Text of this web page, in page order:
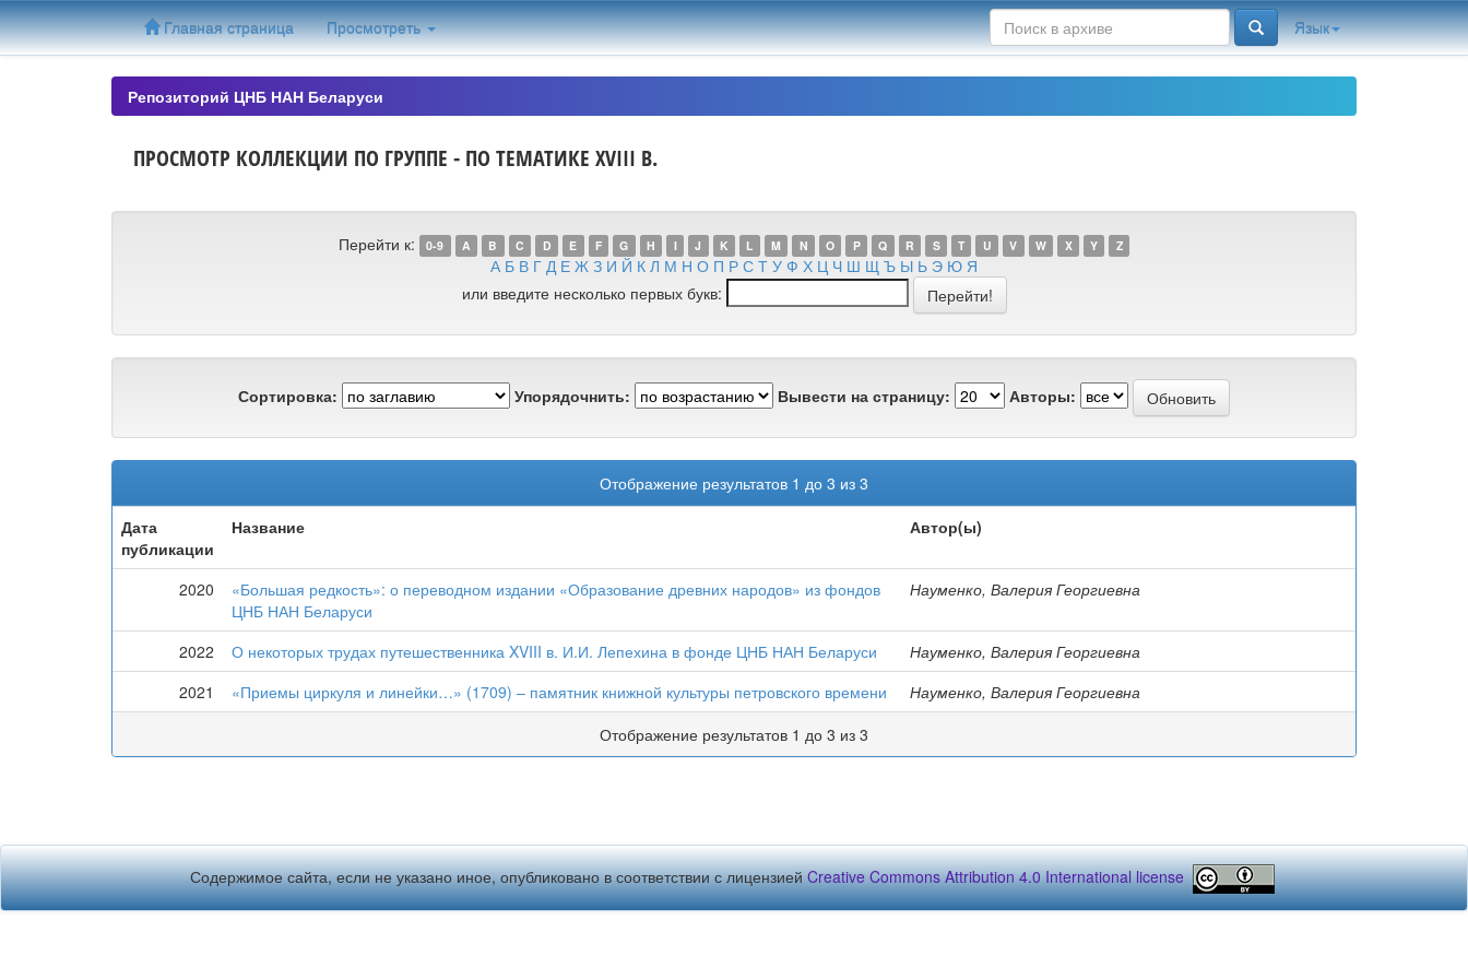
Skip
navigation
Главная страница Просмотреть Язык
Репозиторий ЦНБ НАН Беларуси
ПРОСМОТР КОЛЛЕКЦИИ ПО ГРУППЕ - ПО ТЕМАТИКЕ XVIII В.
Перейти к: 0-9 A B C D E F G H I J K L M N O P Q R S T U V W X Y Z
А Б В Г Д Е Ж З И Й К Л М Н О П Р С Т У Ф Х Ц Ч Ш Щ Ъ Ы Ь Э Ю Я
или введите несколько первых букв:
Сортировка: Упорядочнить: Вывести на страницу: Авторы:
Отображение результатов 1 до 3 из 3
Дата
публикации
Название Автор(ы)
2020
«Большая редкость»: о переводном издании «Образование древних народов» из фондов
ЦНБ НАН Беларуси
Науменко, Валерия Георгиевна
2022 О некоторых трудах путешественника XVIII в. И.И. Лепехина в фонде ЦНБ НАН Беларуси
Науменко, Валерия Георгиевна
2021
«Приемы циркуля и линейки…» (1709) – памятник книжной культуры петровского времени
Науменко, Валерия Георгиевна
Отображение результатов 1 до 3 из 3
Содержимое сайта, если не указано иное, опубликовано в соответствии с лицензиейCreative Commons Attribution 4.0 International license